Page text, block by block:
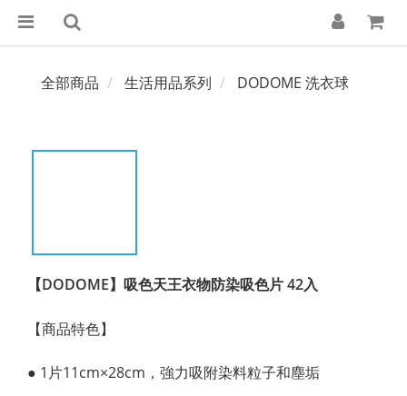
全部商品 生活用品系列 DODOME 洗衣球
【DODOME】吸色天王衣物防染吸色片 42入
【商品特色】
● 1片11cm×28cm，強力吸附染料粒子和塵垢